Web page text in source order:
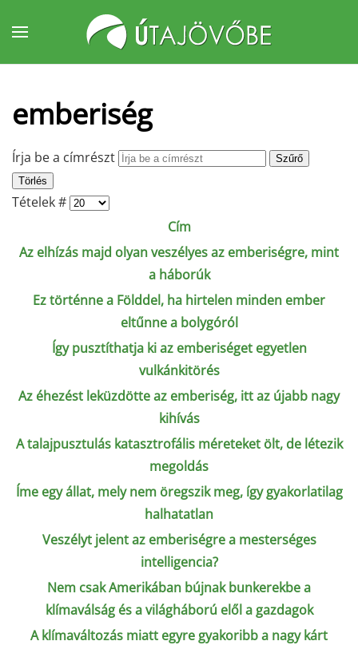
Fő tartalom átugrása
emberiség
Írja be a címrészt
Szűrő
Törlés
Tételek #
Cím
Az elhízás majd olyan veszélyes az emberiségre, mint
a háborúk
Ez történne a Földdel, ha hirtelen minden ember
eltűnne a bolygóról
Így pusztíthatja ki az emberiséget egyetlen
vulkánkitörés
Az éhezést leküzdötte az emberiség, itt az újabb nagy
kihívás
A talajpusztulás katasztrofális méreteket ölt, de létezik
megoldás
Íme egy állat, mely nem öregszik meg, így gyakorlatilag
halhatatlan
Veszélyt jelent az emberiségre a mesterséges
intelligencia?
Nem csak Amerikában bújnak bunkerekbe a
klímaválság és a világháború elől a gazdagok
A klímaváltozás miatt egyre gyakoribb a nagy kárt